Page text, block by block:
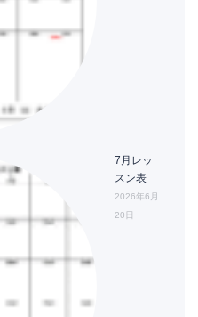
7月レッ
スン表
2026年6月
20日